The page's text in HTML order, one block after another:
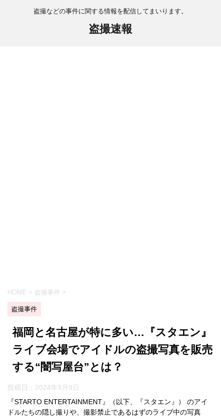
盗撮などの事件に関する情報を配信してまいります。
盗撮速報
HOME > 盗撮事件 >
盗撮事件
福岡と名古屋が特に多い…『スタエン』
ライブ会場でアイドルの盗撮写真を販売
する“闇写屋台”とは？
投稿日： 2024年9月9日
『STARTO ENTERTAINMENT』（以下、『スタエン』） のアイ
ドルたちの隠し撮りや、撮影禁止であるはずのライブ中の写真